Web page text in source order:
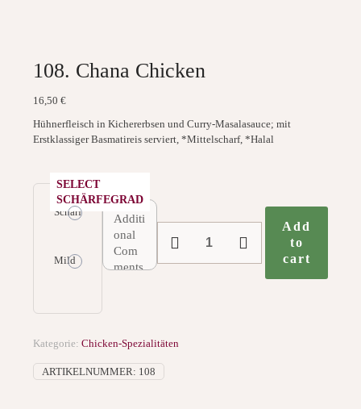
108. Chana Chicken
16,50 €
Hühnerfleisch in Kichererbsen und Curry-Masalasauce; mit
Erstklassiger Basmatireis serviert, *Mittelscharf, *Halal
SELECT
SCHÄRFEGRAD
Scharf
Mild
Add
to
cart
Kategorie: Chicken-Spezialitäten
ARTIKELNUMMER: 108